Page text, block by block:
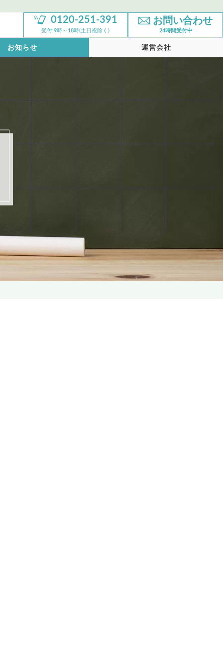
0120-251-391
受付:9時～18時(土日祝除く)
お問い合わせ
24時間受付中
お知らせ 運営会社